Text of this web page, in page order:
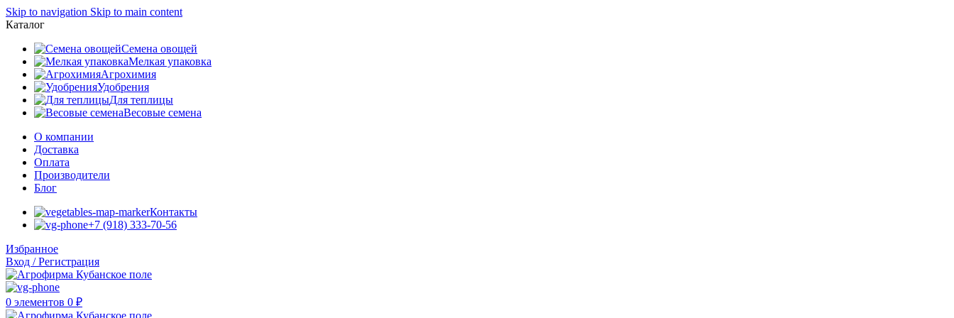
Skip to navigation Skip to main content
Каталог
Семена овощей
Мелкая упаковка
Агрохимия
Удобрения
Для теплицы
Весовые семена
О компании
Доставка
Оплата
Производители
Блог
Контакты
+7 (918) 333-70-56
Избранное
Вход / Регистрация
0 элементов 0 ₽